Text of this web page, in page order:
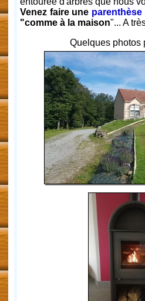
Venez faire une
"comme à la maison"... A
Quelques photos